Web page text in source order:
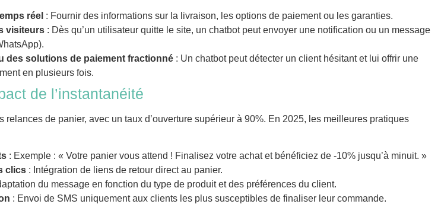
réel : Fournir des informations sur la livraison, les options de paiement ou les garanties.
visiteurs : Dès qu’un utilisateur quitte le site, un chatbot peut envoyer une notification ou un message
des solutions de paiement fractionné : Un chatbot peut détecter un client hésitant et lui offrir une
en plusieurs fois.
de l’instantanéité
relances de panier, avec un taux d’ouverture supérieur à 90%. En 2025, les meilleures pratiques
: Exemple : « Votre panier vous attend ! Finalisez votre achat et bénéficiez de -10% jusqu’à minuit. »
clics : Intégration de liens de retour direct au panier.
du message en fonction du type de produit et des préférences du client.
: Envoi de SMS uniquement aux clients les plus susceptibles de finaliser leur commande.